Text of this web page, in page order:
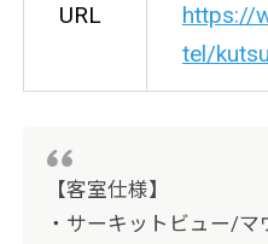
URL
https://
tel/
【客室仕様】
・サーキットビュー/マ